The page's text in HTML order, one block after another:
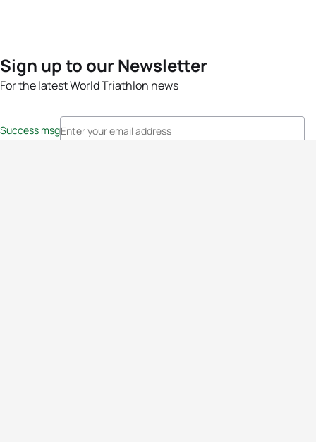
Sign up to our Newsletter
For the latest World Triathlon news
Success msg